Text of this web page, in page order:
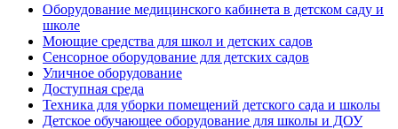
Оборудование медицинского кабинета в детском саду и
школе
Моющие средства для школ и детских садов
Сенсорное оборудование для детских садов
Уличное оборудование
Доступная среда
Техника для уборки помещений детского сада и школы
Детское обучающее оборудование для школы и ДОУ